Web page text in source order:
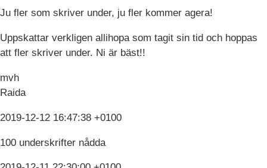
Ju fler som skriver under, ju fler kommer agera!
Uppskattar verkligen allihopa som tagit sin tid och hoppas
att fler skriver under. Ni är bäst!!
mvh
Raida
2019-12-12 16:47:38 +0100
100 underskrifter nådda